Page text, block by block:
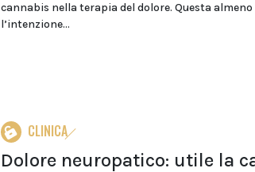
cannabis nella terapia del dolore. Questa almeno
l’intenzione...
CLINICA
Dolore neuropatico: utile la